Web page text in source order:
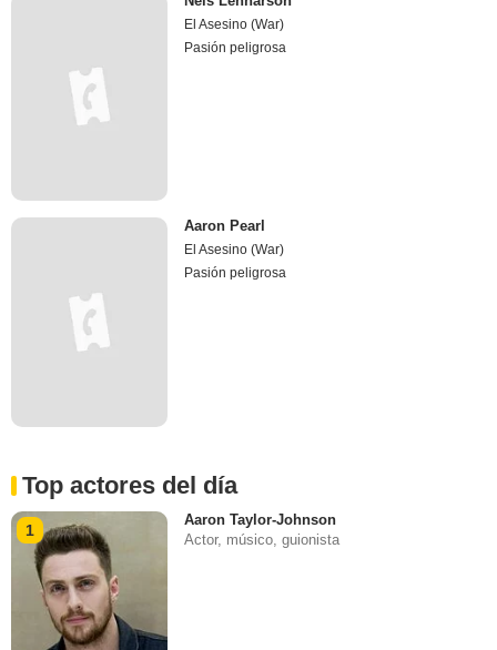
El Asesino (War)
Pasión peligrosa
Aaron Pearl
El Asesino (War)
Pasión peligrosa
Top actores del día
1
Aaron Taylor-Johnson
Actor, músico, guionista